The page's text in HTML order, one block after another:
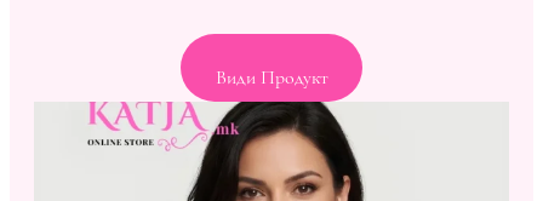
Види Продукт